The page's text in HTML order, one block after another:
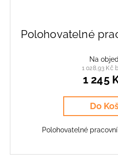
Polohovatelné
Na
1 028,93 Kč
1 245
Do
Polohovatelné